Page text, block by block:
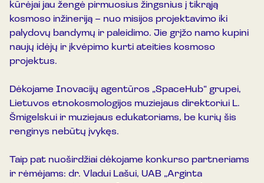
kūrėjai jau žengė pirmuosius žingsnius į tikrąją
kosmoso inžineriją – nuo misijos projektavimo iki
palydovų bandymų ir paleidimo. Jie grįžo namo kupini
naujų idėjų ir įkvėpimo kurti ateities kosmoso
projektus.
Dėkojame Inovacijų agentūros „SpaceHub“ grupei,
Lietuvos etnokosmologijos muziejaus direktoriui L.
Šmigelskui ir muziejaus edukatoriams, be kurių šis
renginys nebūtų įvykęs.
Taip pat nuoširdžiai dėkojame konkurso partneriams
ir rėmėjams: dr. Vladui Lašui, UAB „Arginta